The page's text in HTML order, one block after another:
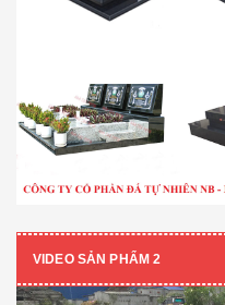
VIDEO SẢN PHẨM 2